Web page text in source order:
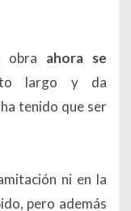
obra ahora se
largo y da
tenido que ser
ni en la
pero además